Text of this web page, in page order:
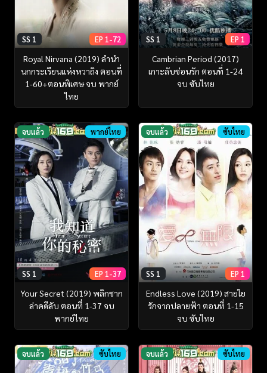
SS 1 EP 1-72
Royal Nirvana (2019) ลำนำ
นกกระเรียนแห่งหวาถิง ตอนที่
1-60+ตอนพิเศษ จบ พากย์
ไทย
SS 1 EP 1
Cambrian Period (2017)
เกาะลับซ่อนรัก ตอนที่ 1-24
จบ ซับไทย
จบแล้ว พากย์ไทย
SS 1 EP 1-37
Your Secret (2019) พลิกซาก
ล่าคดีลับ ตอนที่ 1-37 จบ
พากย์ไทย
จบแล้ว ซับไทย
SS 1 EP 1
Endless Love (2019) สายใย
รักจากปลายฟ้า ตอนที่ 1-15
จบ ซับไทย
จบแล้ว ซับไทย จบแล้ว ซับไทย